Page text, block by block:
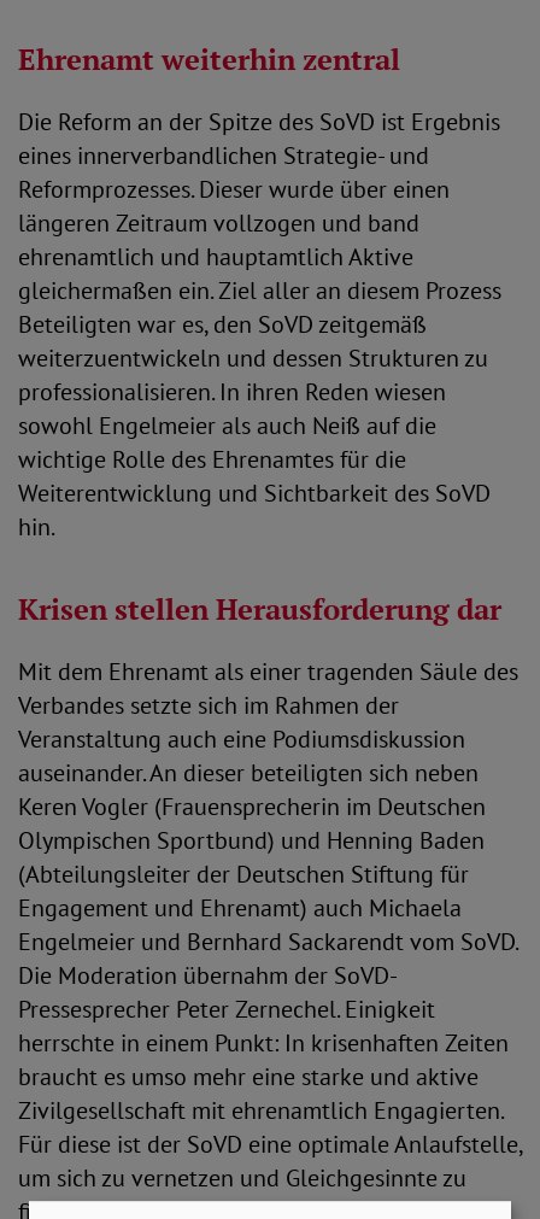
Ehrenamt weiterhin zentral
Die Reform an der Spitze des SoVD ist Ergebnis
eines innerverbandlichen Strategie- und
Reformprozesses. Dieser wurde über einen
längeren Zeitraum vollzogen und band
ehrenamtlich und hauptamtlich Aktive
gleichermaßen ein. Ziel aller an diesem Prozess
Beteiligten war es, den SoVD zeitgemäß
weiterzuentwickeln und dessen Strukturen zu
professionalisieren. In ihren Reden wiesen
sowohl Engelmeier als auch Neiß auf die
wichtige Rolle des Ehrenamtes für die
Weiterentwicklung und Sichtbarkeit des SoVD
hin.
Krisen stellen Herausforderung dar
Mit dem Ehrenamt als einer tragenden Säule des
Verbandes setzte sich im Rahmen der
Veranstaltung auch eine Podiumsdiskussion
auseinander. An dieser beteiligten sich neben
Keren Vogler (Frauensprecherin im Deutschen
Olympischen Sportbund) und Henning Baden
(Abteilungsleiter der Deutschen Stiftung für
Engagement und Ehrenamt) auch Michaela
Engelmeier und Bernhard Sackarendt vom SoVD.
Die Moderation übernahm der SoVD-
Pressesprecher Peter Zernechel. Einigkeit
herrschte in einem Punkt: In krisenhaften Zeiten
braucht es umso mehr eine starke und aktive
Zivilgesellschaft mit ehrenamtlich Engagierten.
Für diese ist der SoVD eine optimale Anlaufstelle,
um sich zu vernetzen und Gleichgesinnte zu
finden.